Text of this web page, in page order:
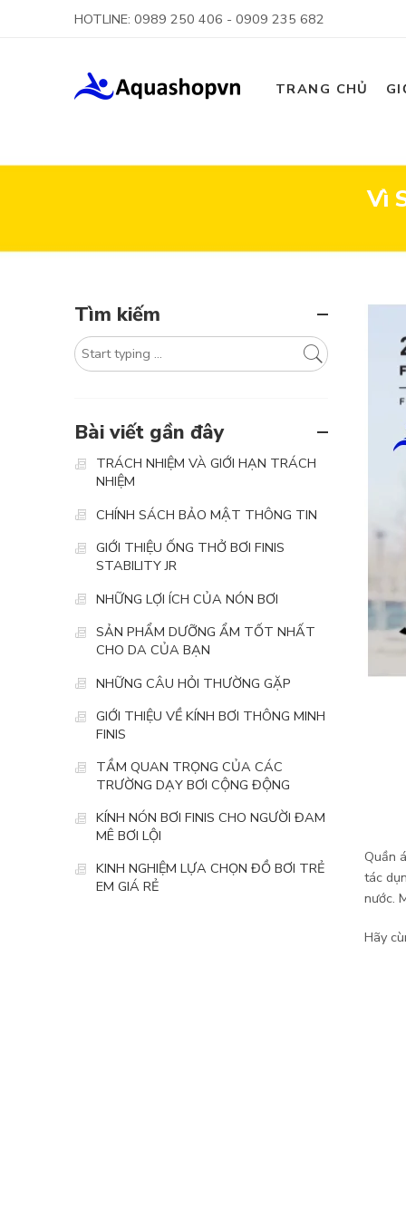
HOTLINE: 0989 250 406 - 0909 235 682
TRANG CHỦ
Vì
Quần
tác
nước.
Hãy
Tìm kiếm
Bài viết gần đây
TRÁCH NHIỆM VÀ GIỚI HẠN TRÁCH
NHIỆM
CHÍNH SÁCH BẢO MẬT THÔNG TIN
GIỚI THIỆU ỐNG THỞ BƠI FINIS
STABILITY JR
NHỮNG LỢI ÍCH CỦA NÓN BƠI
SẢN PHẨM DƯỠNG ẨM TỐT NHẤT
CHO DA CỦA BẠN
NHỮNG CÂU HỎI THƯỜNG GẶP
GIỚI THIỆU VỀ KÍNH BƠI THÔNG MINH
FINIS
TẦM QUAN TRỌNG CỦA CÁC
TRƯỜNG DẠY BƠI CỘNG ĐỘNG
KÍNH NÓN BƠI FINIS CHO NGƯỜI ĐAM
MÊ BƠI LỘI
KINH NGHIỆM LỰA CHỌN ĐỒ BƠI TRẺ
EM GIÁ RẺ